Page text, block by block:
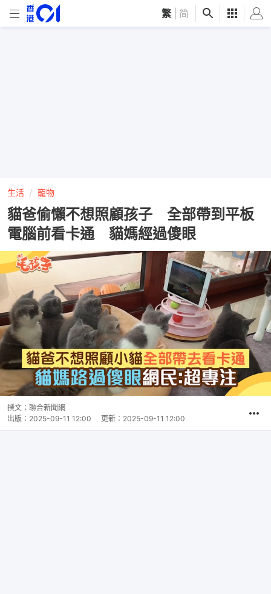
繁 简
生活 寵物
貓爸偷懶不想照顧孩子 全部帶到平板
電腦前看卡通 貓媽經過傻眼
撰文： 聯合新聞網
出版： 2025-09-11 12:00 更新： 2025-09-11 12:00